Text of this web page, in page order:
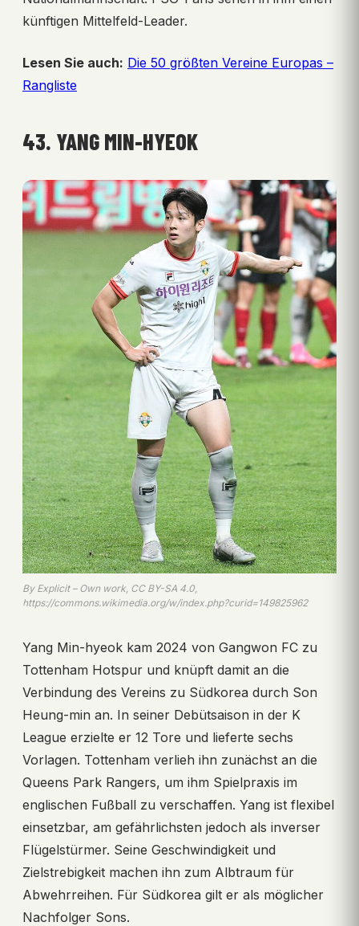
künftigen Mittelfeld-Leader.
Lesen Sie auch: Die 50 größten Vereine Europas –
Rangliste
43. YANG MIN-HYEOK
By Explicit – Own work, CC BY-SA 4.0,
https://commons.wikimedia.org/w/index.php?curid=149825962
Yang Min-hyeok kam 2024 von Gangwon FC zu
Tottenham Hotspur und knüpft damit an die
Verbindung des Vereins zu Südkorea durch Son
Heung-min an. In seiner Debütsaison in der K
League erzielte er 12 Tore und lieferte sechs
Vorlagen. Tottenham verlieh ihn zunächst an die
Queens Park Rangers, um ihm Spielpraxis im
englischen Fußball zu verschaffen. Yang ist flexibel
einsetzbar, am gefährlichsten jedoch als inverser
Flügelstürmer. Seine Geschwindigkeit und
Zielstrebigkeit machen ihn zum Albtraum für
Abwehrreihen. Für Südkorea gilt er als möglicher
Nachfolger Sons.